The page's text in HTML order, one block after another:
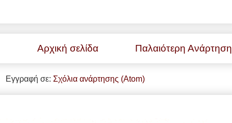
Παλαιότερη Ανάρτηση
Αρχική σελίδα
Εγγραφή σε: Σχόλια ανάρτησης (Atom)